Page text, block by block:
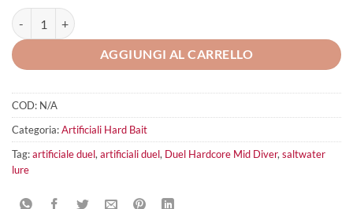
Duel Hardcore Mid Diver quantità
AGGIUNGI AL CARRELLO
COD: N/A
Categoria:Artificiali Hard Bait
Tag:artificiale duel, artificiali duel, Duel Hardcore Mid Diver, saltwater
lure